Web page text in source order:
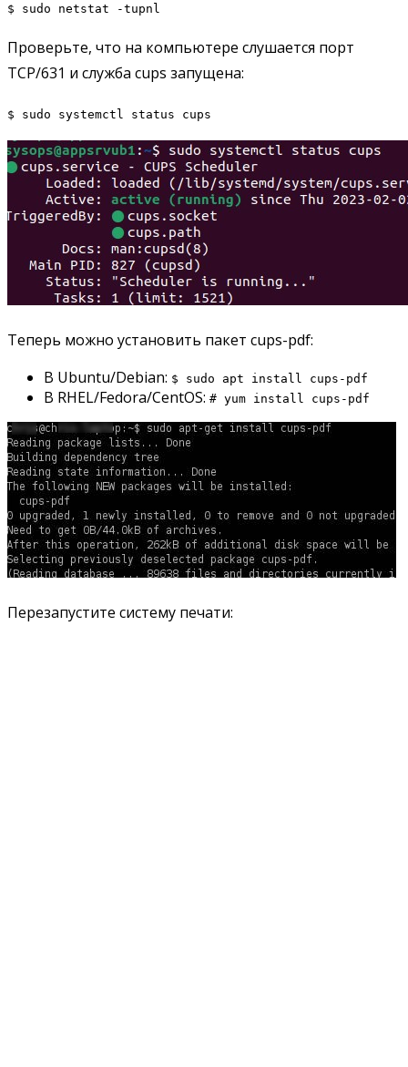
$ sudo netstat -tupnl
Проверьте, что на компьютере слушается порт
TCP/631 и служба cups запущена:
$ sudo systemctl status cups
Теперь можно установить пакет cups-pdf:
В Ubuntu/Debian: $ sudo apt install cups-pdf
В RHEL/Fedora/CentOS: # yum install cups-pdf
Перезапустите систему печати: